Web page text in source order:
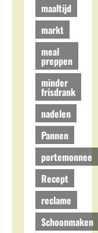
maaltijd
markt
meal
preppen
minder
frisdrank
nadelen
Pannen
portemonnee
Recept
reclame
Schoonmaken